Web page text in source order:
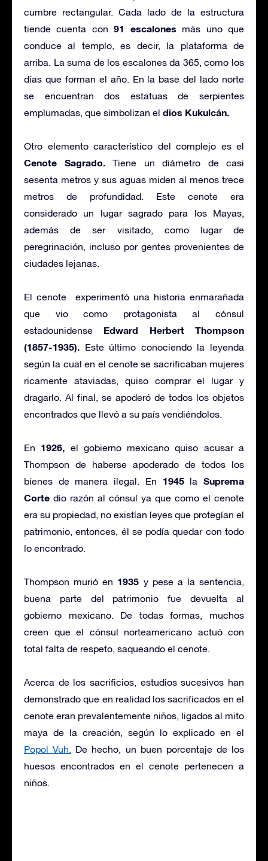
cumbre rectangular. Cada lado de la estructura
tiende cuenta con91 escalones más uno que
conduce al templo, es decir, la plataforma de
arriba. La suma de los escalones da 365, como los
días que forman el año. En la base del lado norte
se encuentran dos estatuas de serpientes
emplumadas, que simbolizan el dios Kukulcán.
Otro elemento característico del complejo es el
Cenote Sagrado.Tiene un diámetro de casi
sesenta metros y sus aguas miden al menos trece
metros de profundidad. Este cenote era
considerado un lugar sagrado para los Mayas,
además de ser visitado, como lugar de
peregrinación, incluso por gentes provenientes de
ciudades lejanas.
El cenote experimentó una historia enmarañada
que vio como protagonista al cónsul
estadounidense Edward Herbert Thompson
(1857-1935). Este último conociendo la leyenda
según la cual en el cenote se sacrificaban mujeres
ricamente ataviadas, quiso comprar el lugar y
dragarlo. Al final, se apoderó de todos los objetos
encontrados que llevó a su país vendiéndolos.
En 1926, el gobierno mexicano quiso acusar a
Thompson de haberse apoderado de todos los
bienes de manera ilegal. En 1945laSuprema
Corte dio razón al cónsul ya que como el cenote
era su propiedad, no existían leyes que protegían el
patrimonio, entonces, él se podía quedar con todo
lo encontrado.
Thompson murió en 1935 y pese a la sentencia,
buena parte del patrimonio fue devuelta al
gobierno mexicano. De todas formas, muchos
creen que el cónsul norteamericano actuó con
total falta de respeto, saqueando el cenote.
Acerca de los sacrificios, estudios sucesivos han
demonstrado que en realidad los sacrificados en el
cenote eran prevalentemente niños, ligados al mito
maya de la creación, según lo explicado en el
Popol Vuh. De hecho, un buen porcentaje de los
huesos encontrados en el cenote pertenecen a
niños.